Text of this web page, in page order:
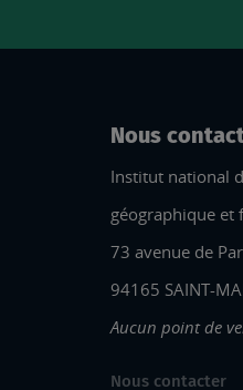
Nous
Institut national
géographique et
73 avenue de
94165 SAINT-
Aucun point de
Nous contacter